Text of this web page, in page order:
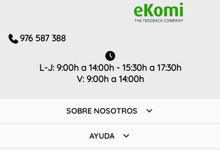
976 587 388
L-J: 9:00h a 14:00h - 15:30h a 17:30h
V: 9:00h a 14:00h
SOBRE NOSOTROS 
AYUDA 